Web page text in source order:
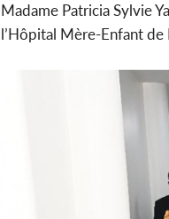
Madame Patricia Sylvie
l’Hôpital Mère-Enfant de